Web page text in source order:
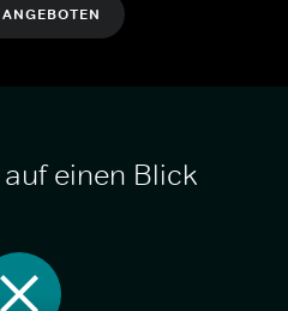
einen Blick